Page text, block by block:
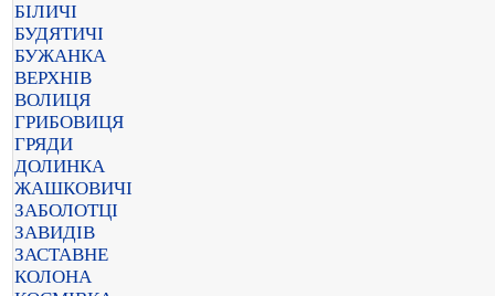
БІЛИЧІ
БУДЯТИЧІ
БУЖАНКА
ВЕРХНІВ
ВОЛИЦЯ
ГРИБОВИЦЯ
ГРЯДИ
ДОЛИНКА
ЖАШКОВИЧІ
ЗАБОЛОТЦІ
ЗАВИДІВ
ЗАСТАВНЕ
КОЛОНА